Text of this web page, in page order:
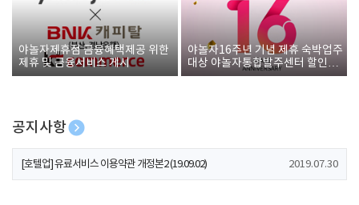
야놀자제휴점 금융혜택제공 위한
제휴 및 금융서비스 게시
야놀자16주년 기념 제휴 숙박업주
대상 야놀자통합발주센터 할인쿠
폰 증정
공지사항
[호텔업] 개인정보 처리방침 개정본1 (19.09.02)
[호텔업] 유료서비스 이용약관 개정본2 (19.09.02) 2019.07.30